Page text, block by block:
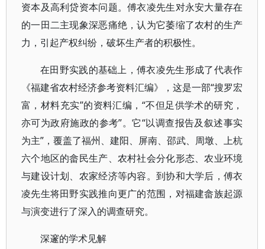
资本及高利贷资本问题。傅衣凌先生对永安大量存在
的一田二主现象深恶痛绝，认为它萎缩了农村的生产
力，引起产权纠纷，破坏生产者的积极性。
在田野实践的基础上，傅衣凌先生形成了代表作
《福建省农村经济参考资料汇编》，这是一部“搜罗宏
富，材料充实”的资料汇编，“不但足供学术的研究，
亦可为政府施政的参考”。它“以调查报告及叙述事实
为主”，覆盖了福州、建阳、屏南、邵武、周墩、上杭
六个地区的畲民生产、农村社会分化形态、农业环境
与建设计划、农家经济等内容。到协和大学后，傅衣
凌先生将田野实践推向更广的范围，对福建畲族起源
与演变进行了深入的调查研究。
深邃的学术见解